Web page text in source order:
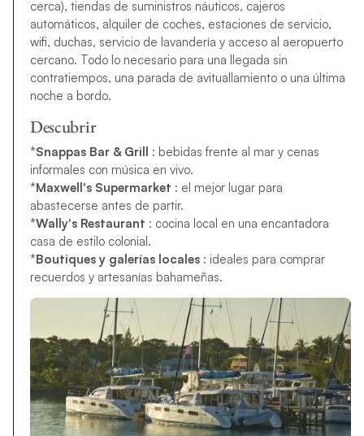
cerca), tiendas de suministros náuticos, cajeros
automáticos, alquiler de coches, estaciones de servicio,
wifi, duchas, servicio de lavandería y acceso al aeropuerto
cercano. Todo lo necesario para una llegada sin
contratiempos, una parada de avituallamiento o una última
noche a bordo.
Descubrir
*Snappas Bar & Grill
: bebidas frente al mar y cenas
informales con música en vivo.
*Maxwell's Supermarket : el mejor lugar para
abastecerse antes de partir.
*Wally's Restaurant : cocina local en una encantadora
casa de estilo colonial.
*Boutiques y galerías locales: ideales para comprar
recuerdos y artesanías bahameñas.